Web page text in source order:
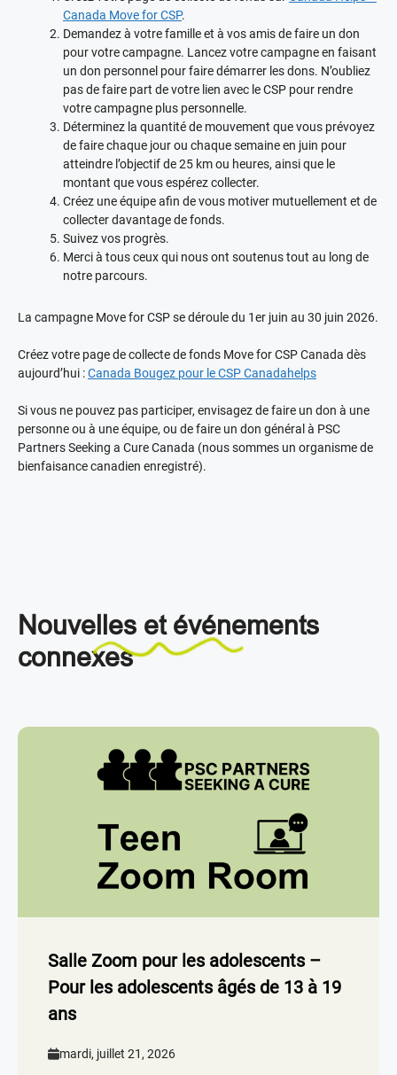
Canada Move for CSP.
Demandez à votre famille et à vos amis de faire un don
pour votre campagne. Lancez votre campagne en faisant
un don personnel pour faire démarrer les dons. N’oubliez
pas de faire part de votre lien avec le CSP pour rendre
votre campagne plus personnelle.
Déterminez la quantité de mouvement que vous prévoyez
de faire chaque jour ou chaque semaine en juin pour
atteindre l’objectif de 25 km ou heures, ainsi que le
montant que vous espérez collecter.
Créez une équipe afin de vous motiver mutuellement et de
collecter davantage de fonds.
Suivez vos progrès.
Merci à tous ceux qui nous ont soutenus tout au long de
notre parcours.
La campagne Move for CSP se déroule du 1er juin au 30 juin 2026.
Créez votre page de collecte de fonds Move for CSP Canada dès
aujourd’hui :Canada Bougez pour le CSP Canadahelps
Si vous ne pouvez pas participer, envisagez de faire un don à une
personne ou à une équipe, ou de faire un don général à PSC
Partners Seeking a Cure Canada (nous sommes un organisme de
bienfaisance canadien enregistré).
Nouvelles et événements
connexes
Salle Zoom pour les adolescents –
Pour les adolescents âgés de 13 à 19
ans
mardi, juillet 21, 2026